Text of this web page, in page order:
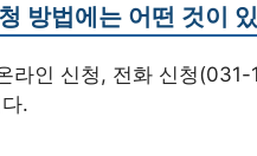
방법에는 어떤 것이
라인 신청, 전화 신청
.